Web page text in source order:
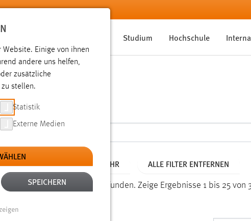
Studium Hochschule
ALTER: 6 MONATE BIS 1 JAHR ALLE FILTER ENTFERNEN
Es wurden 30 Ergebnisse gefunden. Zeige Ergebnisse 1 bis 25 von
Website. Einige von ihnen
andere uns helfen,
zusätzliche
stellen.
Statistik
Externe Medien
SPEICHERN